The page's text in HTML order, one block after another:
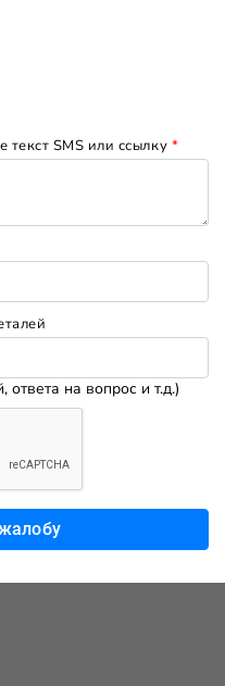
SMS или ссылку *
ответа на вопрос и т.д.)